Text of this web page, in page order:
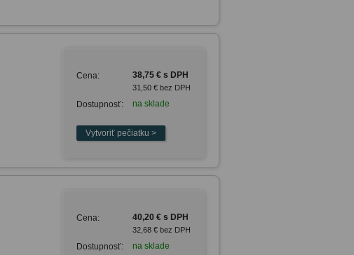
Cena: 38,75 € s DPH
31,50 € bez DPH
Dostupnosť: na sklade
Cena: 40,20 € s DPH
32,68 € bez DPH
Dostupnosť: na sklade